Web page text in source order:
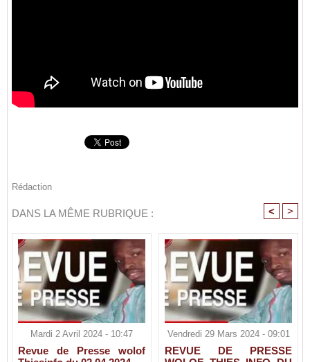
Rédaction
DANS LA MÊME RUBRIQUE : < >
Mardi 2 Avril 2024 - 10:47
Revue de Presse wolof
Vendredi 29 Mars 2024 - 09:01
REVUE DE PRESSE